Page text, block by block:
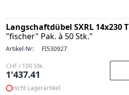
Langschaftdübel SXRL 14x230 T
"fischer" Pak. à 50 Stk."
Artikel-Nr: FI530927
CHF / 100 Stk.
1'437.41
nicht Lagerartikel